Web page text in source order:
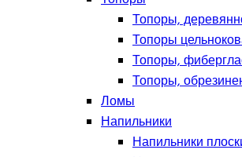
Топоры,
Топоры
Топоры,
Топоры,
Ломы
Напильники
Напильники